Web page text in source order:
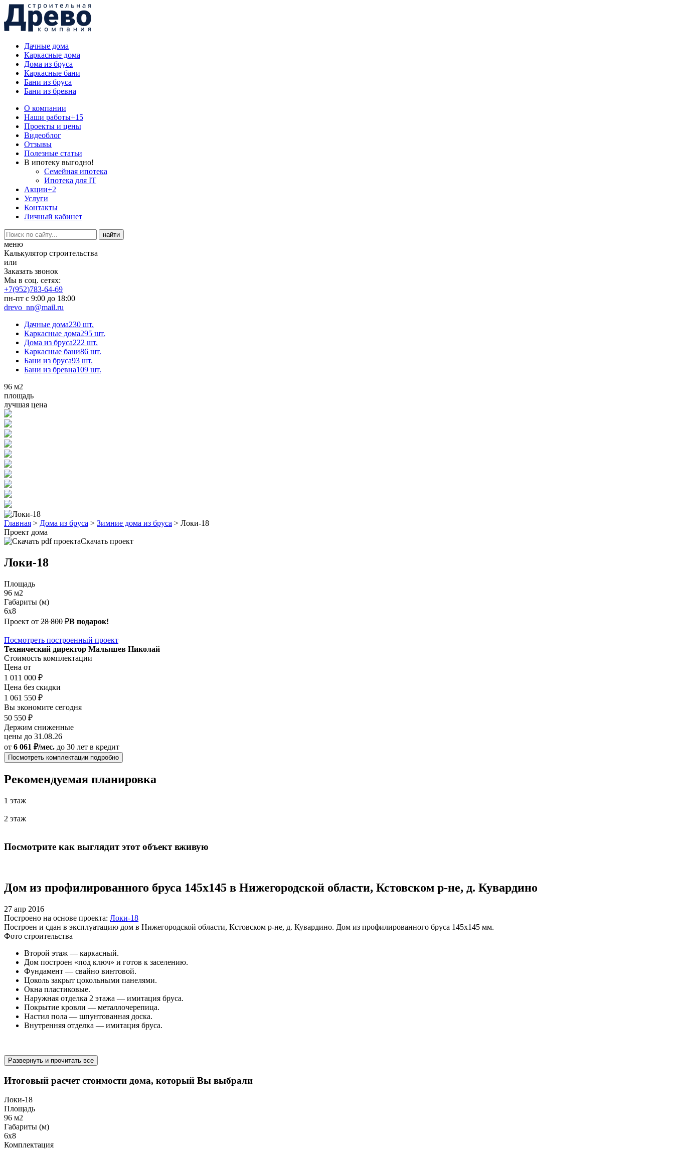
Дачные дома
Каркасные дома
Дома из бруса
Каркасные бани
Бани из бруса
Бани из бревна
О компании
Наши работы+15
Проекты и цены
Видеоблог
Отзывы
Полезные статьи
В ипотеку выгодно!
Семейная ипотека
Ипотека для IT
Акции+2
Услуги
Контакты
Личный кабинет
меню
Калькулятор строительства
или
Заказать звонок
Мы в соц. сетях:
+7(952)783-64-69
пн-пт с 9:00 до 18:00
drevo_nn@mail.ru
Дачные дома230 шт.
Каркасные дома295 шт.
Дома из бруса222 шт.
Каркасные бани86 шт.
Бани из бруса93 шт.
Бани из бревна109 шт.
96 м2
площадь
лучшая цена
Главная > Дома из бруса > Зимние дома из бруса > Локи-18
Проект дома
Скачать проект
Локи-18
Площадь
96 м2
Габариты (м)
6х8
Проект от 28 800 ₽В подарок!
Посмотреть построенный проект
Технический директор Малышев Николай
Стоимость комплектации
Цена от
1 011 000 ₽
Цена без скидки
1 061 550 ₽
Вы экономите сегодня
50 550 ₽
Держим сниженные
цены до 31.08.26
от 6 061 ₽/мес. до 30 лет в кредит
Посмотреть комплектации подробно
Рекомендуемая планировка
1 этаж
2 этаж
Посмотрите как выглядит этот объект вживую
Дом из профилированного бруса 145х145 в Нижегородской области, Кстовском р-не, д. Кувардино
27 апр 2016
Построено на основе проекта: Локи-18
Построен и сдан в эксплуатацию дом в Нижегородской области, Кстовском р-не, д. Кувардино. Дом из профилированного бруса 145х145 мм.
Фото строительства
Второй этаж — каркасный.
Дом построен «под ключ» и готов к заселению.
Фундамент — свайно винтовой.
Цоколь закрыт цокольными панелями.
Окна пластиковые.
Наружная отделка 2 этажа — имитация бруса.
Покрытие кровли — металлочерепица.
Настил пола — шпунтованная доска.
Внутренняя отделка — имитация бруса.
Развернуть и прочитать все
Итоговый расчет стоимости дома, который Вы выбрали
Локи-18
Площадь
96 м2
Габариты (м)
6х8
Комплектация